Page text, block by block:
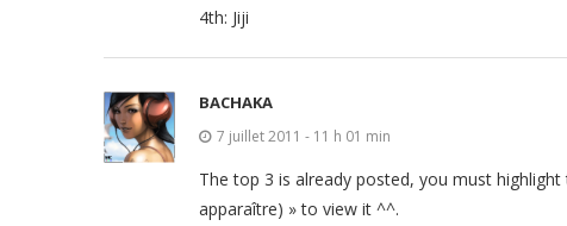
4th: Jiji
BACHAKA
7 juillet 2011 - 11 h 01 min
The top 3 is already posted, you must
apparaître) » to view it ^^.